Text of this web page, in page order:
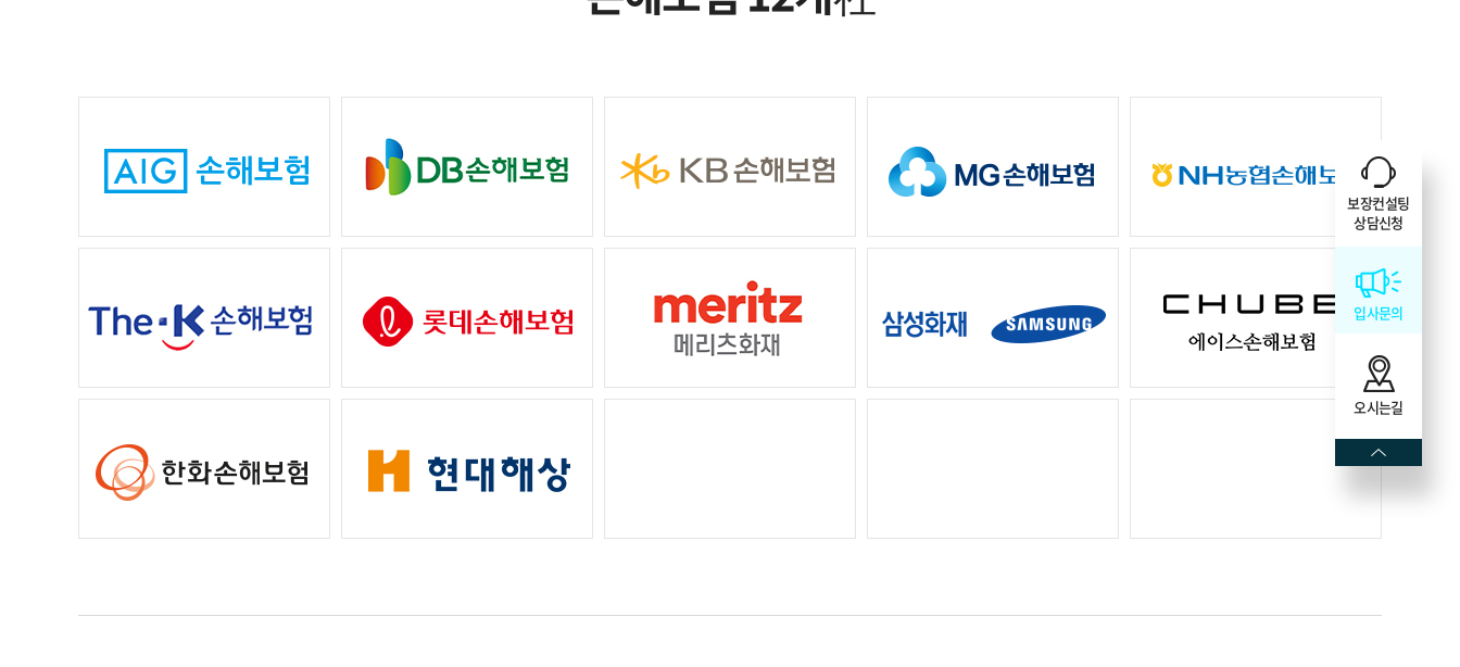
보장컨설팅
상담신청
입사문의
오시는길